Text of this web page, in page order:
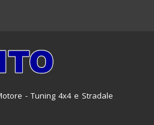
- Tuning 4x4 e Stradale